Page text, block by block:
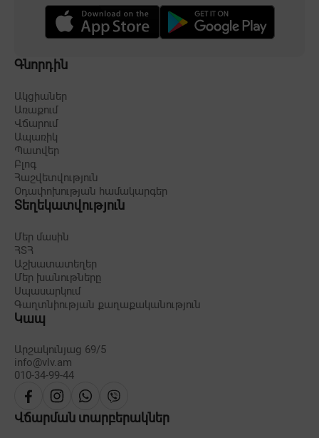
Գնորդին
Ակցիաներ
Առաքում
Վճարում
Ապառիկ
Պատվեր
Բլոգ
Հաշվետվություն
Օդափոխության համակարգեր
Տեղեկատվություն
Մեր մասին
ՀՏՀ
Աշխատատեղեր
Մեր խանութները
Սպասարկում
Գաղտնիության քաղաքականություն
Կապ
Արշակունյաց 69/5
info@vlv.am
010-34-99-44
Վճարման տարբերակներ